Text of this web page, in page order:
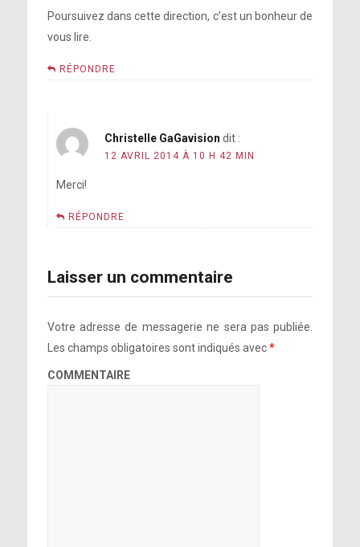
Poursuivez dans cette direction, c’est un bonheur de
vous lire.
RÉPONDRE
Christelle GaGavision dit :
12 AVRIL 2014 À 10 H 42 MIN
Merci!
RÉPONDRE
Laisser un commentaire
Votre adresse de messagerie ne sera pas publiée.
Les champs obligatoires sont indiqués avec*
COMMENTAIRE